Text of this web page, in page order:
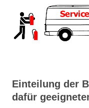
Einteilung der
dafür